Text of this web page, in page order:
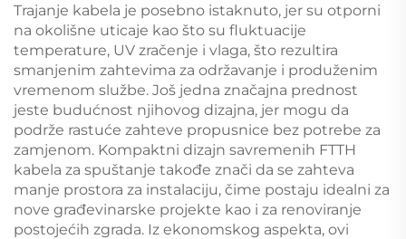
Trajanje kabela je posebno istaknuto, jer su otporni
na okolišne uticaje kao što su fluktuacije
temperature, UV zračenje i vlaga, što rezultira
smanjenim zahtevima za održavanje i produženim
vremenom službe. Još jedna značajna prednost
jeste budućnost njihovog dizajna, jer mogu da
podrže rastuće zahteve propusnice bez potrebe za
zamjenom. Kompaktni dizajn savremenih FTTH
kabela za spuštanje takođe znači da se zahteva
manje prostora za instalaciju, čime postaju idealni za
nove građevinarske projekte kao i za renoviranje
postojećih zgrada. Iz ekonomskog aspekta, ovi